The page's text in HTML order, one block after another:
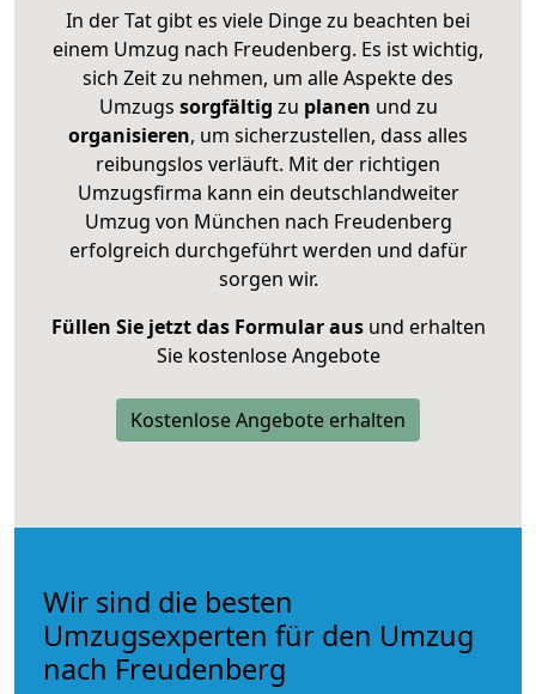
In der Tat gibt es viele Dinge zu beachten bei
einem Umzug nach Freudenberg. Es ist wichtig,
sich Zeit zu nehmen, um alle Aspekte des
Umzugs sorgfältig zu planen und zu
organisieren, um sicherzustellen, dass alles
reibungslos verläuft. Mit der richtigen
Umzugsfirma kann ein deutschlandweiter
Umzug von München nach Freudenberg
erfolgreich durchgeführt werden und dafür
sorgen wir.
Füllen Sie jetzt das Formular ausund erhalten
Sie kostenlose Angebote
Kostenlose Angebote erhalten
Wir sind die besten
Umzugsexperten für den Umzug
nach Freudenberg